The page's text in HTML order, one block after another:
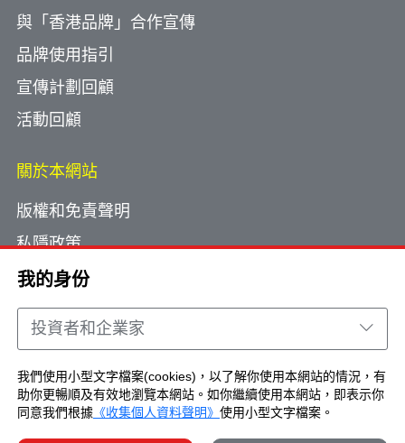
我的身份
投資者和企業家
我們使用小型文字檔案(cookies)，以了解你使用本網站的情況，有
助你更暢順及有效地瀏覽本網站。如你繼續使用本網站，即表示你
同意我們根據 《收集個人資料聲明》 使用小型文字檔案。
與「香港品牌」合作宣傳
品牌使用指引
宣傳計劃回顧
活動回顧
關於本網站
版權和免責聲明
私隱政策
使用小型文字檔案
網頁指南
聯絡我們
Copyright © Brand Hong Kong. All Rights
Reserved.